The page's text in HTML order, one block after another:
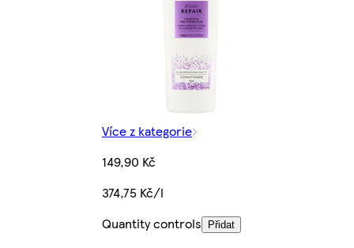
Více z kategorie
149,90 Kč
374,75 Kč/l
Quantity controls
Přidat